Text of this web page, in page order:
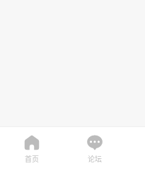
首页 论坛